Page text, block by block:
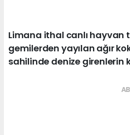
Limana ithal canlı hayvan
gemilerden yayılan ağır
sahilinde denize girenlerin